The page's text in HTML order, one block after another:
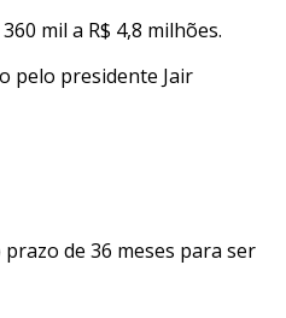
mil a R$ 4,8 milhões.
pelo presidente Jair
de 36 meses para ser